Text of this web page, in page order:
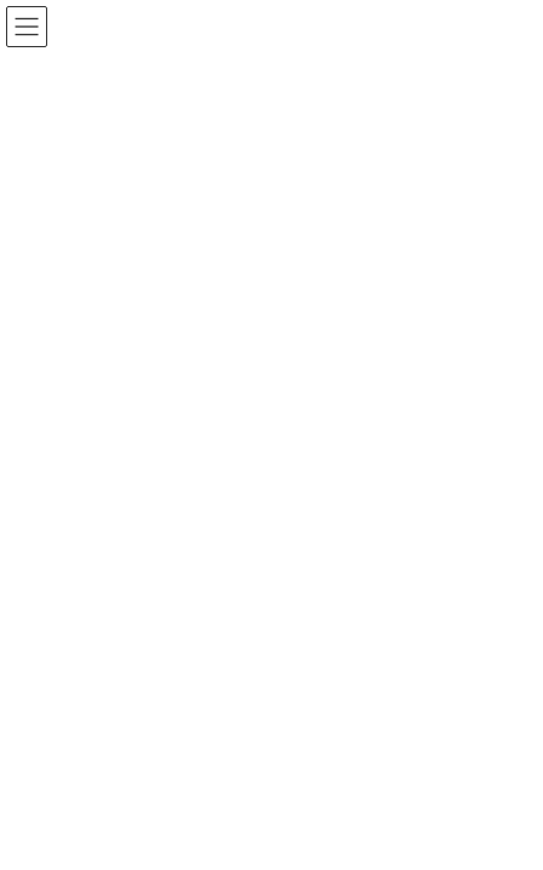
コ
ン
ナ
ビ